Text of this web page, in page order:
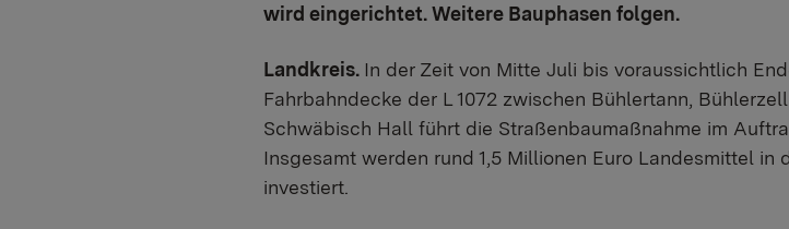
wird eingerichtet. Weitere Bauphasen folgen.
Landkreis. In der Zeit von Mitte Juli bis voraussichtlich
Fahrbahndecke der L 1072 zwischen Bühlertann,
Schwäbisch Hall führt die Straßenbaumaßnahme im
Insgesamt werden rund 1,5 Millionen Euro Landesmittel
investiert.